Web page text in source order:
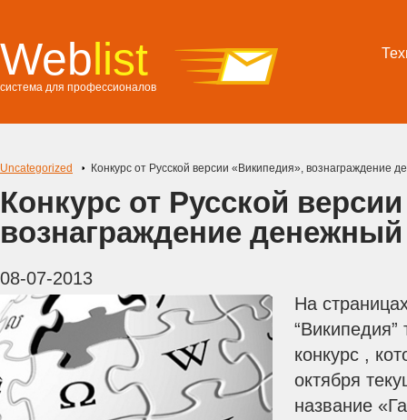
Weblist
система для профессионалов
Uncategorized Конкурс от Русской версии «Википедия», вознаграждение
Конкурс от Русской
вознаграждение
08-07-2013
На
“Википедия”
конкурс ,
октября
название